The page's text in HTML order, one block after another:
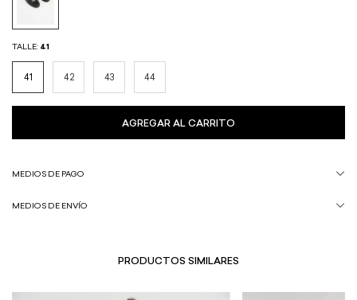
TALLE: 41
41 42 43 44
MEDIOS DE PAGO
MEDIOS DE ENVÍO
PRODUCTOS SIMILARES